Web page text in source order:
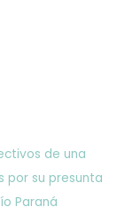
de una
por su presunta
Paraná